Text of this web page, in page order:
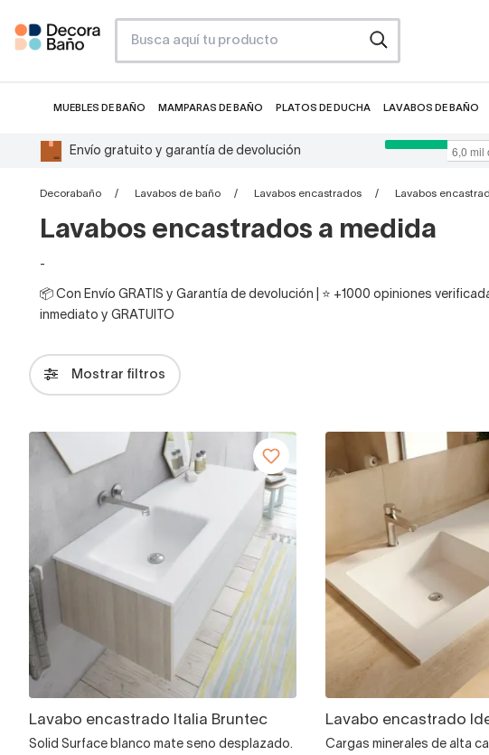
MUEBLES DE BAÑO MAMPARAS DE BAÑO PLATOS DE DUCHA LAVABOS DE BAÑO
Envío gratuito y garantía de devolución
Decorabaño Lavabos de baño Lavabos encastrados Lavabos
Lavabos encastrados a medida
-
📦 Con Envío GRATIS y Garantía de devolución | ⭐ +1000 opiniones
inmediato y GRATUITO
Mostrar filtros
Lavabo encastrado Italia Bruntec
Solid Surface blanco mate seno desplazado.
Lavabo encastrado
Cargas minerales de alta